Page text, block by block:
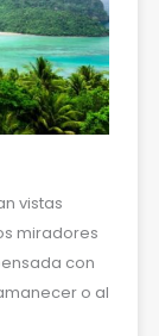
vistas
miradores
con
o al